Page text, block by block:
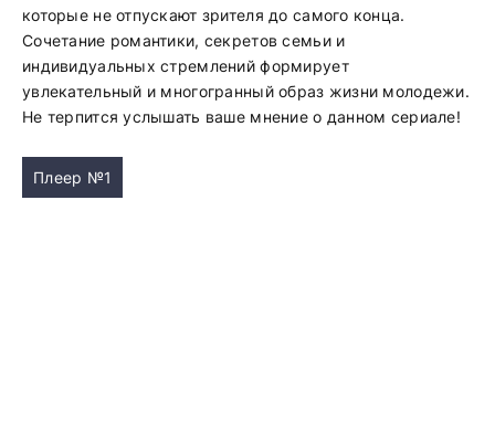
которые не отпускают зрителя до самого конца.
Сочетание романтики, секретов семьи и
индивидуальных стремлений формирует
увлекательный и многогранный образ жизни молодежи.
Не терпится услышать ваше мнение о данном сериале!
Плеер №1